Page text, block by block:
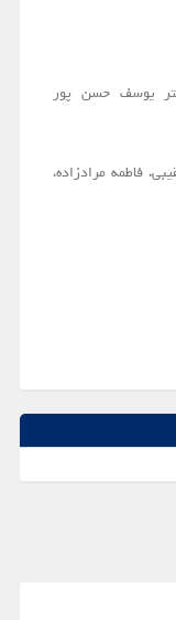
یوسف حسن پور
فاطمه مرادزاده،